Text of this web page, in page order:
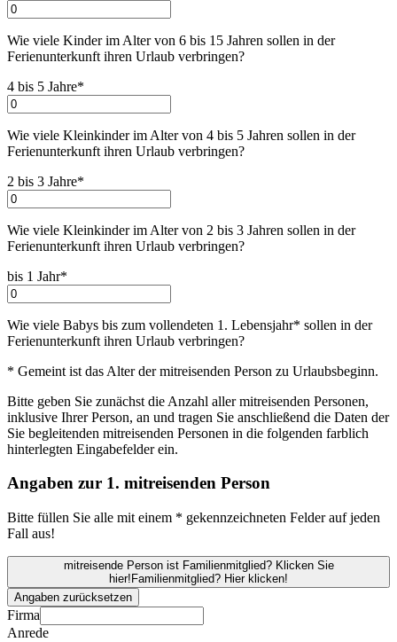
Wie viele Kinder im Alter von 6 bis 15 Jahren sollen in der
Ferienunterkunft ihren Urlaub verbringen?
4 bis 5 Jahre*
Wie viele Kleinkinder im Alter von 4 bis 5 Jahren sollen in der
Ferienunterkunft ihren Urlaub verbringen?
2 bis 3 Jahre*
Wie viele Kleinkinder im Alter von 2 bis 3 Jahren sollen in der
Ferienunterkunft ihren Urlaub verbringen?
bis 1 Jahr*
Wie viele Babys bis zum vollendeten 1. Lebensjahr* sollen in der
Ferienunterkunft ihren Urlaub verbringen?
* Gemeint ist das Alter der mitreisenden Person zu Urlaubsbeginn.
Bitte geben Sie zunächst die Anzahl aller mitreisenden Personen,
inklusive Ihrer Person, an und tragen Sie anschließend die Daten der
Sie begleitenden mitreisenden Personen in die folgenden farblich
hinterlegten Eingabefelder ein.
Angaben zur 1. mitreisenden Person
Bitte füllen Sie alle mit einem * gekennzeichneten Felder auf jeden
Fall aus!
mitreisende Person ist Familienmitglied? Klicken Sie
hier! Familienmitglied? Hier klicken!
Angaben zurücksetzen
Firma
Anrede